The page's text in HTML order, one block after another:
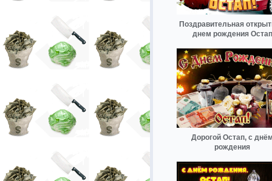
Поздравительная
днем рождения Остап
Дорогой Остап, с
рождения